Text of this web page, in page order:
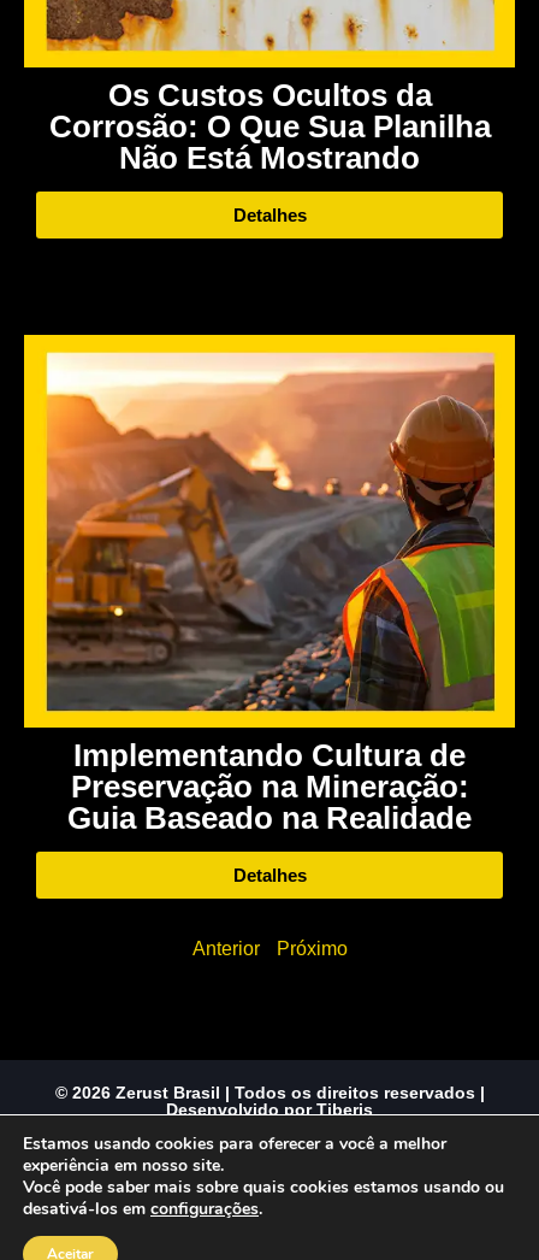
Os Custos Ocultos da
Corrosão: O Que Sua Planilha
Não Está Mostrando
Detalhes
Implementando Cultura de
Preservação na Mineração:
Guia Baseado na Realidade
Detalhes
Anterior Próximo
© 2026 Zerust Brasil | Todos os direitos reservados |
Desenvolvido por Tiberis
Estamos usando cookies para oferecer a você a melhor
experiência em nosso site.
Você pode saber mais sobre quais cookies estamos usando ou
desativá-los em configurações.
Aceitar